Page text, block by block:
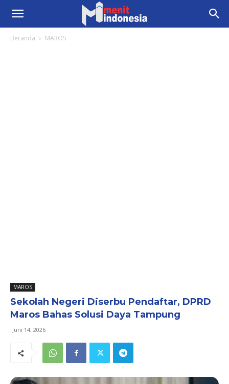
Beranda MAROS
MAROS
Sekolah Negeri Diserbu Pendaftar, DPRD
Maros Bahas Solusi Daya Tampung
Juni 14, 2026